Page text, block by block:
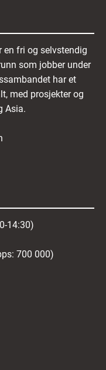
en fri og selvstendig
som jobber under
har et
med prosjekter og
Asia.
14:30)
700 000)